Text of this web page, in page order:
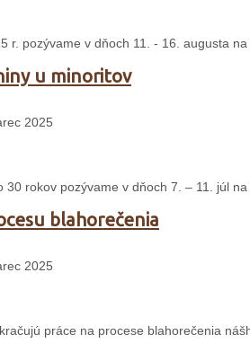
r. pozývame v dňoch 11. - 16. augusta
u minoritov
2025
30 rokov pozývame v dňoch 7. – 11. júl
blahorečenia
2025
práce na procese blahorečenia